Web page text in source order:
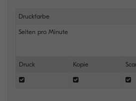
Druckfarbe
Seiten pro Minute
Druck Kopie